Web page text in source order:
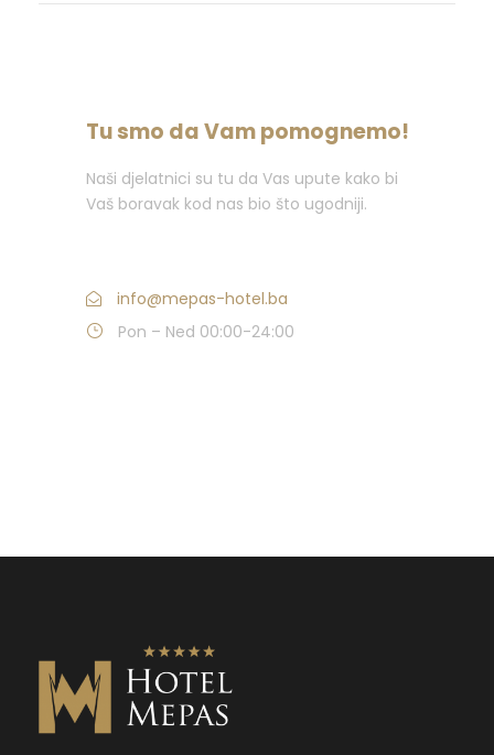
Tu smo da Vam pomognemo!
Naši djelatnici su tu da Vas upute kako bi
Vaš boravak kod nas bio što ugodniji.
info@mepas-hotel.ba
Pon – Ned 00:00-24:00